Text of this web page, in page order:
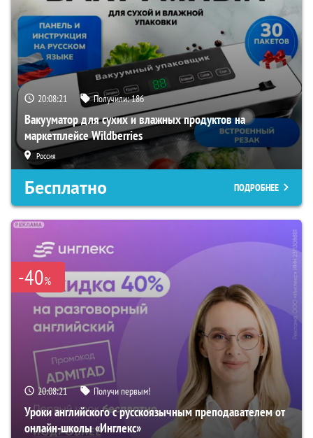
20:08:20 Получили:186
Вакууматор для сухих и влажных продуктов на
маркетплейсе Wildberries
Россия
Бесплатно ПОДРОБНЕЕ
-40%
20:08:20 Получи первым!
Уроки английского с русскоязычным преподавателем от
онлайн-школы «Инглекс»